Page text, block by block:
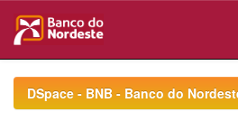
navigationDSpace - BNB - Banco do